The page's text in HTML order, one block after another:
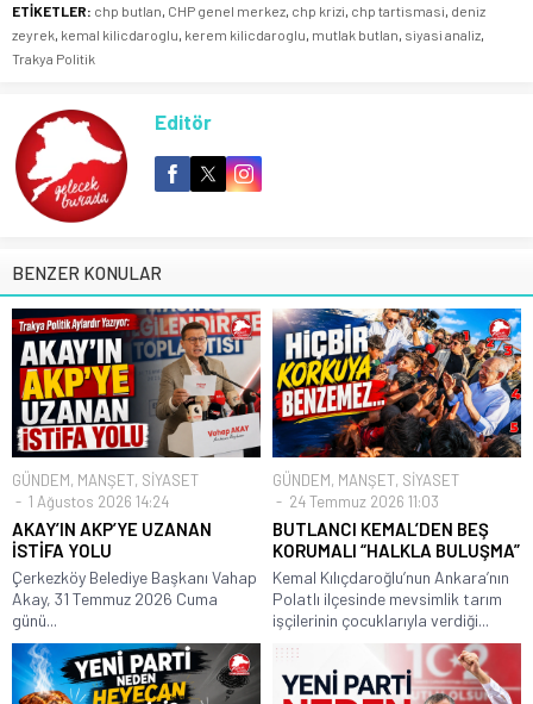
ETİKETLER: chp butlan CHP genel merkez chp krizi chp tartismasi deniz
zeyrek kemal kilicdaroglu kerem kilicdaroglu mutlak butlan siyasi analiz
Trakya Politik
Editör
BENZER KONULAR
GÜNDEM, MANŞET, SİYASET
1 Ağustos 2026 14:24
AKAY’IN AKP’YE UZANAN
İSTİFA YOLU
Çerkezköy Belediye Başkanı Vahap
Akay, 31 Temmuz 2026 Cuma
günü...
GÜNDEM, MANŞET, SİYASET
24 Temmuz 2026 11:03
BUTLANCI KEMAL’DEN BEŞ
KORUMALI “HALKLA BULUŞMA”
Kemal Kılıçdaroğlu’nun Ankara’nın
Polatlı ilçesinde mevsimlik tarım
işçilerinin çocuklarıyla verdiği...